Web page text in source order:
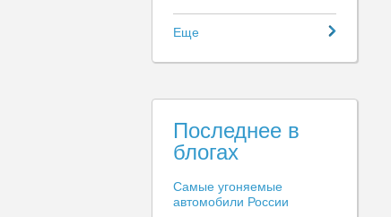
Еще
Последнее в
блогах
Самые угоняемые
автомобили России